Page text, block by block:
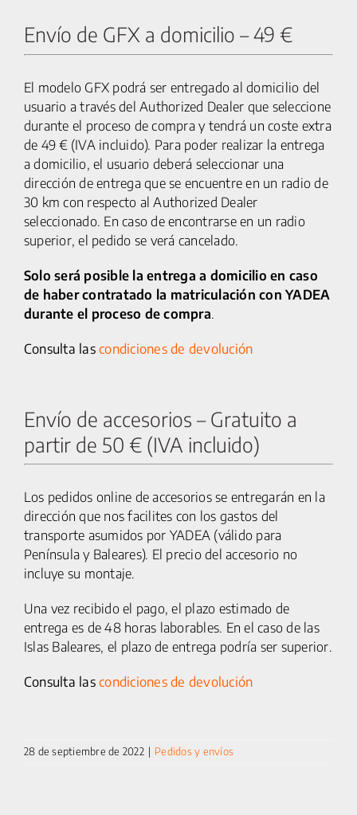
25 km/h
CICLOMOTORES
MOTOCICLETAS
ACCESORIOS
SERVICIOS
SALA DE PRENSA
CONTACTO
Envío de GFX a domicilio – 49 €
El modelo GFX podrá ser entregado al domicilio del
usuario a través del Authorized Dealer que seleccione
durante el proceso de compra y tendrá un coste extra
de 49 € (IVA incluido). Para poder realizar la entrega
a domicilio, el usuario deberá seleccionar una
dirección de entrega que se encuentre en un radio de
30 km con respecto al Authorized Dealer
seleccionado. En caso de encontrarse en un radio
superior, el pedido se verá cancelado.
Solo será posible la entrega a domicilio en caso
de haber contratado la matriculación con YADEA
durante el proceso de compra.
Consulta las condiciones de devolución
Envío de accesorios – Gratuito a
partir de 50 € (IVA incluido)
Los pedidos online de accesorios se entregarán en la
dirección que nos facilites con los gastos del
transporte asumidos por YADEA (válido para
Península y Baleares). El precio del accesorio no
incluye su montaje.
Una vez recibido el pago, el plazo estimado de
entrega es de 48 horas laborables. En el caso de las
Islas Baleares, el plazo de entrega podría ser superior.
Consulta las condiciones de devolución
28 de septiembre de 2022 | Pedidos y envíos